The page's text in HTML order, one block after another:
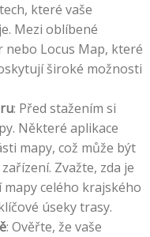
které vaše
Mezi oblíbené
Locus Map, které
široké možnosti
: Před stažením si
Některé aplikace
mapy, což může být
Zvažte, zda je
celého krajského
úseky trasy.
: Ověřte, že vaše